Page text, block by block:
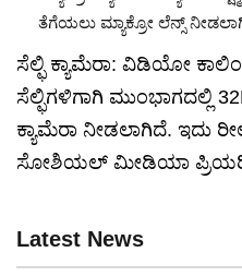
ತೆಗೆಯಲು ಮ್ಯಾಕ್ರೋ ಲೆನ್ಸ್
ಸೆಲ್ಫಿ ಕ್ಯಾಮೆರಾ: ವಿಡಿಯೋ
ಸೆಲ್ಫಿಗಳಿಗಾಗಿ ಮುಂಭಾಗದಲ್ಲಿ
ಕ್ಯಾಮೆರಾ ನೀಡಲಾಗಿದೆ. ಇದು
ಸೋಶಿಯಲ್ ಮೀಡಿಯಾ
Latest News